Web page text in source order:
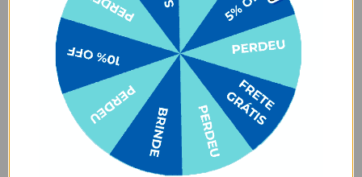
LEVE 2, PAGUE 1
Lineart Watercolor Flowers
★ 105079 avaliações
31% OFF
LEVE 2, PAGUE 1
Cruzeiro - Pai Celeste
★★ ★ ★★105079 avaliações
R$119,00
3x de R$39,67 sem juros